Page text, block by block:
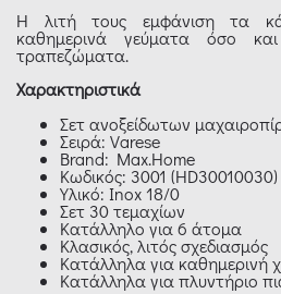
Η λιτή τους εμφάνιση τα
καθημερινά γεύματα όσο
τραπεζώματα.
Χαρακτηριστικά
Σετ ανοξείδωτων
Σειρά: Varese
Brand: Max.Home
Κωδικός: 3001 (HD30010030)
Υλικό: Inox 18/0
Σετ 30 τεμαχίων
Κατάλληλο για 6 άτομα
Κλασικός, λιτός σχεδιασμός
Κατάλληλα για καθημερινή
Κατάλληλα για πλυντήριο